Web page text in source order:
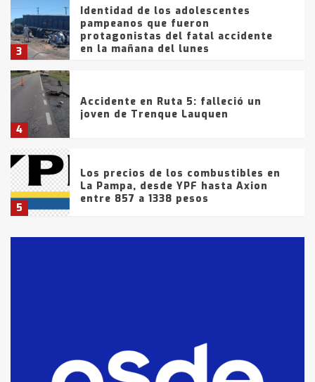
3
Identidad de los adolescentes
pampeanos que fueron
protagonistas del fatal accidente
en la mañana del lunes
4
Accidente en Ruta 5: falleció un
joven de Trenque Lauquen
5
Los precios de los combustibles en
La Pampa, desde YPF hasta Axion
entre 857 a 1338 pesos
fueron detenidos por
comercialización de drogas en la
tarde del sábado